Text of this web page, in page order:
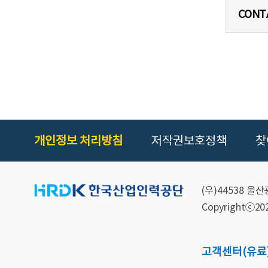
개인정보 처리방침 저작권보호정책
고객센터 (유
(우)44538 울산